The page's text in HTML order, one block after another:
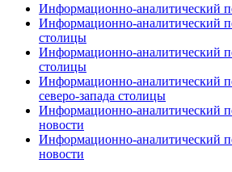
Информационно-аналитический
Информационно-аналитический
столицы
Информационно-аналитический
столицы
Информационно-аналитический
северо-запада столицы
Информационно-аналитический
новости
Информационно-аналитический
новости